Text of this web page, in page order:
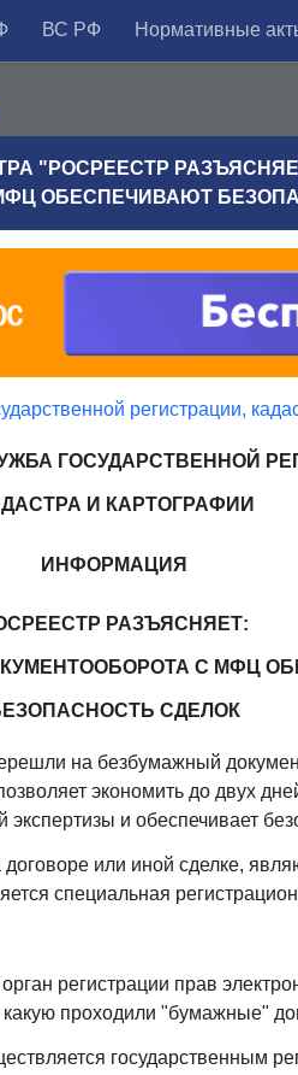
ВС РФ Нормативные
"РОСРЕЕСТР
ОБЕСПЕЧИВАЮТ
регистрации,
ГОСУДАРСТВЕННОЙ
И КАРТОГРАФИИ
ИНФОРМАЦИЯ
РАЗЪЯСНЯЕТ:
С МФЦ
СДЕЛОК
на безбумажный
экономить до двух
и обеспечивает
или иной сделке,
специальная
регистрации прав
какую проходили "бумажные"
государственным